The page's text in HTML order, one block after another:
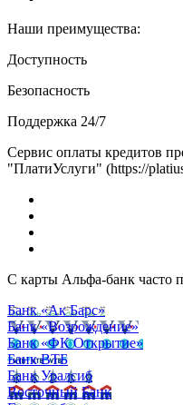
Наши преимущества:
Доступность
Безопасность
Поддержка 24/7
Сервис оплаты кредитов
"ПлатиУслуги" (https://
С карты Альфа-банк часто
Банк «Ак Барс»
Банк «Возрождение»
Банк «ФК Открытие»
Банк ВТБ
Банк Уралсиб
Восточный Банк